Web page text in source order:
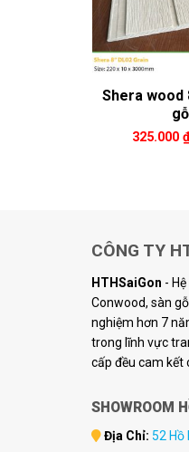
Shera wood
gỗ
325.000 ₫
CÔNG TY
HTHSaiGon -
Conwood, sàn
nghiệm hơn 7
trong lĩnh vực
cấp đều cam kết
SHOWROOM
Địa Chỉ: 52 Hồ